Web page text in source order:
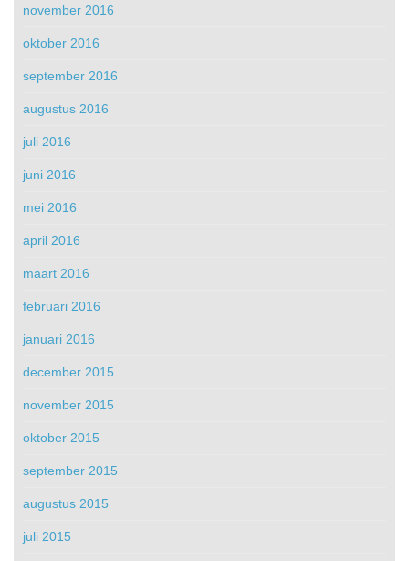
november 2016
oktober 2016
september 2016
augustus 2016
juli 2016
juni 2016
mei 2016
april 2016
maart 2016
februari 2016
januari 2016
december 2015
november 2015
oktober 2015
september 2015
augustus 2015
juli 2015